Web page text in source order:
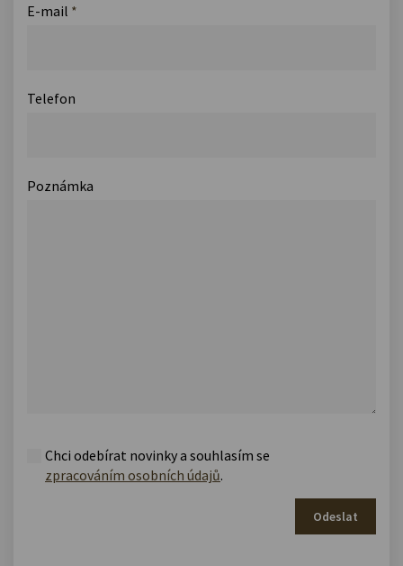
E-mail *
Telefon
Poznámka
Chci odebírat novinky a souhlasím se
zpracováním osobních údajů.
Odeslat